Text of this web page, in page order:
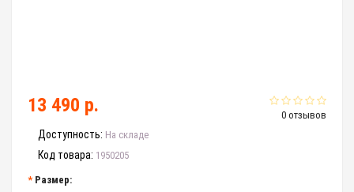
0 отзывов
13 490 р.
Доступность: На складе
Код товара: 1950205
Размер: